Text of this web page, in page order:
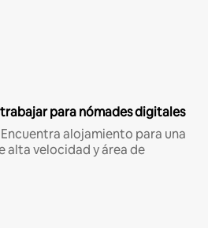
para nómades digitales
alojamiento para una
alta velocidad y área de